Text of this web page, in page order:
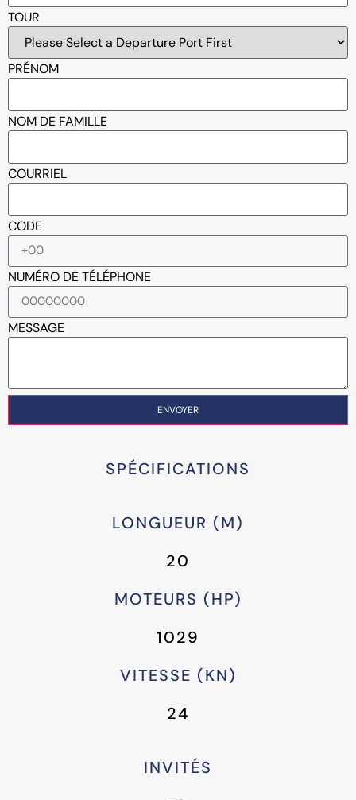
TOUR
PRÉNOM
NOM DE FAMILLE
COURRIEL
CODE
NUMÉRO DE TÉLÉPHONE
MESSAGE
SPÉCIFICATIONS
LONGUEUR (M)
20
MOTEURS (HP)
1029
VITESSE (KN)
24
INVITÉS